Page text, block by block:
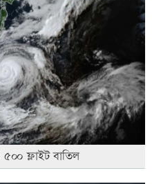
ফ্লাইট বাতিল